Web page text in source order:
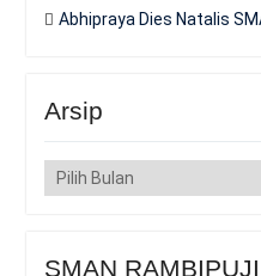
Abhipraya Dies Natalis
Arsip
Arsip
SMAN RAMBIPUJI